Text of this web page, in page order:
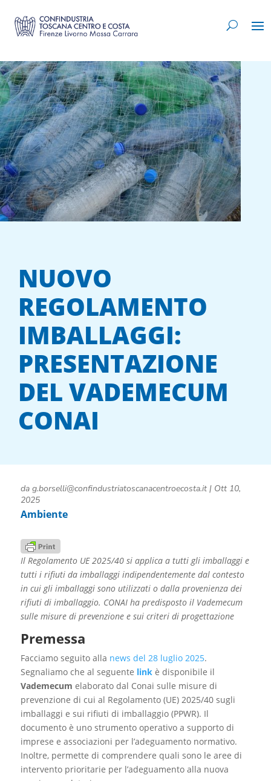
NUOVO
REGOLAMENTO
IMBALLAGGI:
PRESENTAZIONE
DEL VADEMECUM
CONAI
da g.borselli@confindustriatoscanacentroecosta.it| Ott 10,
2025
Ambiente
Il Regolamento UE 2025/40 si applica a tutti gli imballaggi e
tutti i rifiuti da imballaggi indipendentemente dal contesto
in cui gli imballaggi sono utilizzati o dalla provenienza dei
rifiuti di imballaggio. CONAI ha predisposto il Vademecum
sulle misure di prevenzione e sui criteri di progettazione
Premessa
Facciamo seguito alla news del 28 luglio 2025.
Segnaliamo che al seguente linkè disponibile il
Vademecum elaborato dal Conai sulle misure di
prevenzione di cui al Regolamento (UE) 2025/40 sugli
imballaggi e sui rifiuti di imballaggio (PPWR). Il
documento è uno strumento operativo a supporto di
imprese e associazioni per l’adeguamento normativo.
Inoltre, permette di comprendere quali sono le aree di
intervento prioritarie per l’adeguamento alla nuova